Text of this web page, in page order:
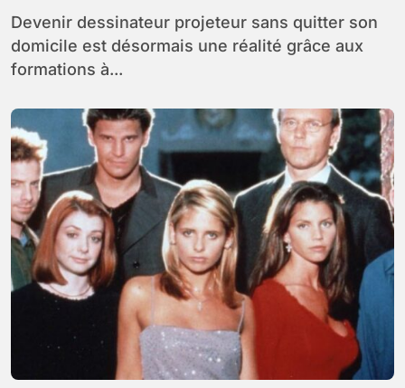
Devenir dessinateur projeteur sans quitter son
domicile est désormais une réalité grâce aux
formations à...